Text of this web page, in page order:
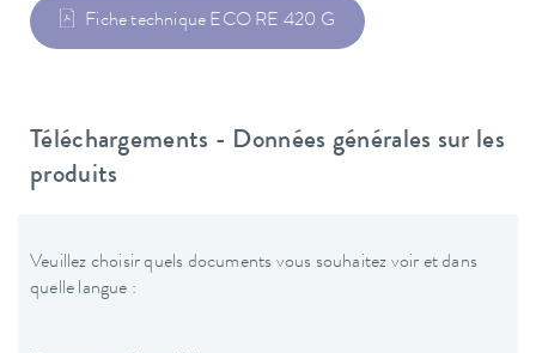
Fiche technique ECO RE 420 G
Téléchargements - Données générales sur les
produits
Veuillez choisir quels documents vous souhaitez voir et dans
quelle langue :